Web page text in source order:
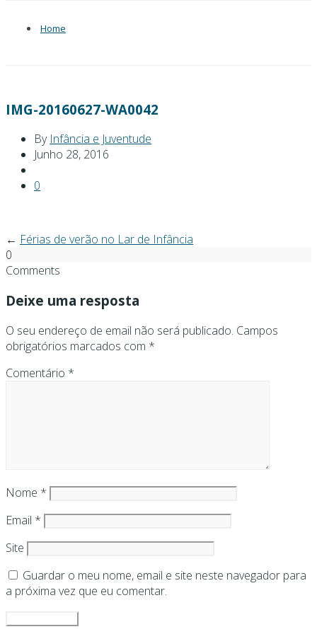
Home
IMG-20160627-WA0042
By Infância e Juventude
Junho 28, 2016
0
← Férias de verão no Lar de Infância
0
Comments
Deixe uma resposta
O seu endereço de email não será publicado. Campos
obrigatórios marcados com *
Comentário *
Nome *
Email *
Site
Guardar o meu nome, email e site neste navegador para
a próxima vez que eu comentar.